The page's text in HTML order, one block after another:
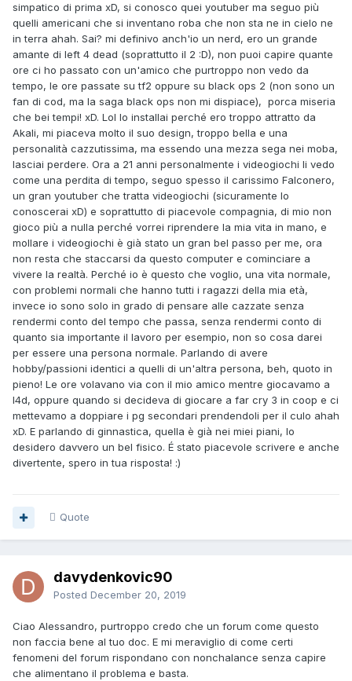
simpatico di prima xD, si conosco quei youtuber ma seguo più
quelli americani che si inventano roba che non sta ne in cielo ne
in terra ahah. Sai? mi definivo anch'io un nerd, ero un grande
amante di left 4 dead (soprattutto il 2 :D), non puoi capire quante
ore ci ho passato con un'amico che purtroppo non vedo da
tempo, le ore passate su tf2 oppure su black ops 2 (non sono un
fan di cod, ma la saga black ops non mi dispiace), porca miseria
che bei tempi! xD. Lol lo installai perché ero troppo attratto da
Akali, mi piaceva molto il suo design, troppo bella e una
personalità cazzutissima, ma essendo una mezza sega nei moba,
lasciai perdere. Ora a 21 anni personalmente i videogiochi li vedo
come una perdita di tempo, seguo spesso il carissimo Falconero,
un gran youtuber che tratta videogiochi (sicuramente lo
conoscerai xD) e soprattutto di piacevole compagnia, di mio non
gioco più a nulla perché vorrei riprendere la mia vita in mano, e
mollare i videogiochi è già stato un gran bel passo per me, ora
non resta che staccarsi da questo computer e cominciare a
vivere la realtà. Perché io è questo che voglio, una vita normale,
con problemi normali che hanno tutti i ragazzi della mia età,
invece io sono solo in grado di pensare alle cazzate senza
rendermi conto del tempo che passa, senza rendermi conto di
quanto sia importante il lavoro per esempio, non so cosa darei
per essere una persona normale. Parlando di avere
hobby/passioni identici a quelli di un'altra persona, beh, quoto in
pieno! Le ore volavano via con il mio amico mentre giocavamo a
l4d, oppure quando si decideva di giocare a far cry 3 in coop e ci
mettevamo a doppiare i pg secondari prendendoli per il culo ahah
xD. E parlando di ginnastica, quella è già nei miei piani, lo
desidero davvero un bel fisico. É stato piacevole scrivere e anche
divertente, spero in tua risposta! :)
Quote
davydenkovic90
Posted December 20, 2019
Ciao Alessandro, purtroppo credo che un forum come questo
non faccia bene al tuo doc. E mi meraviglio di come certi
fenomeni del forum rispondano con nonchalance senza capire
che alimentano il problema e basta.